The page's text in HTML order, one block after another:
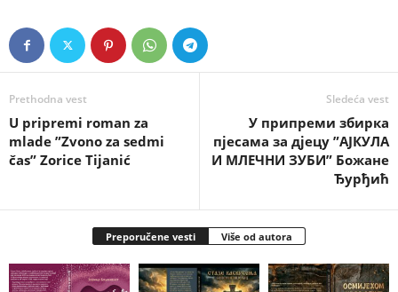
Prethodna vest
U pripremi roman za
mlade ”Zvono za sedmi
čas” Zorice Tijanić
Sledeća vest
У припреми збирка
пјесама за дјецу ”АЈКУЛА
И МЛЕЧНИ ЗУБИ” Божане
Ђурђић
Preporučene vesti Više od autora